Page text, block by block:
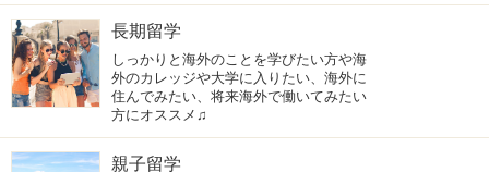
長期留学
しっかりと海外のことを学びたい方や海
外のカレッジや大学に入りたい、海外に
住んでみたい、将来海外で働いてみたい
方にオススメ♫
親子留学